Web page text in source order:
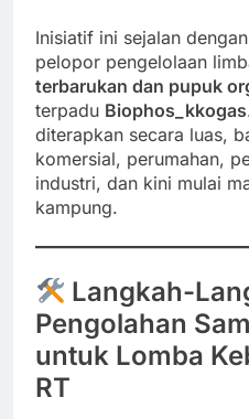
Inisiatif ini sejalan
pelopor pengelolaan
terbarukan dan pupuk
terpadu Biophos_kkogas
diterapkan secara luas,
komersial, perumahan,
industri, dan kini mulai
kampung.
Langkah-
Pengolahan
untuk Lomba
RT